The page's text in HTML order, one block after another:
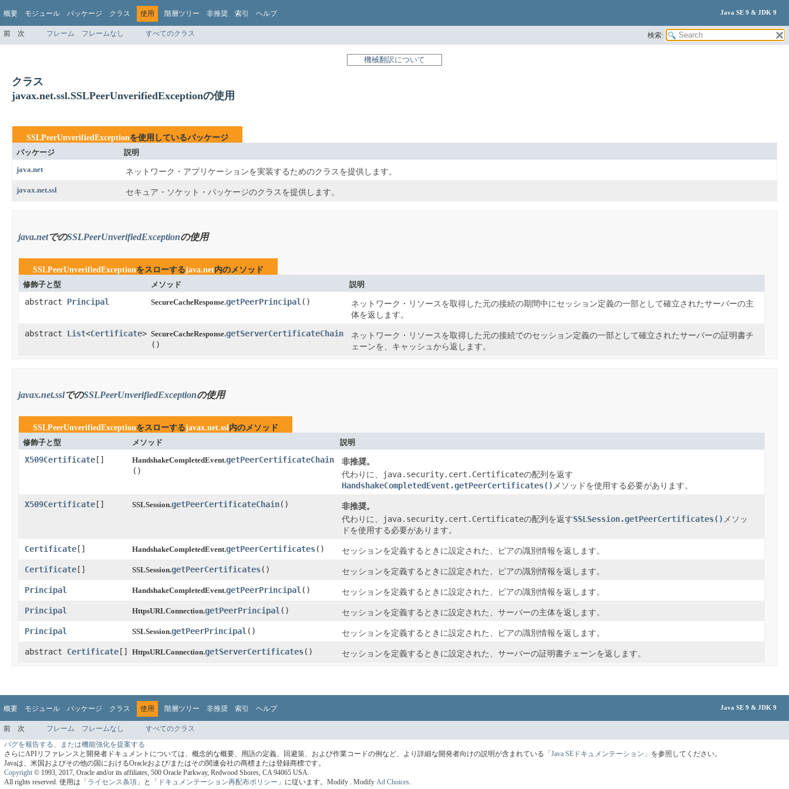
概要 モジュール パッケージ クラス 使用 階層ツリー 非推奨 索引 ヘルプ Java SE 9 & JDK 9
前 次 フレーム フレームなし すべてのクラス 検索:
機械翻訳について
クラス
javax.net.ssl.SSLPeerUnverifiedExceptionの使用
SSLPeerUnverifiedExceptionを使用しているパッケージ
パッケージ
説明
java.net
ネットワーク・アプリケーションを実装するためのクラスを提供します。
javax.net.ssl セキュア・ソケット・パッケージのクラスを提供します。
java.netでのSSLPeerUnverifiedExceptionの使用
SSLPeerUnverifiedExceptionをスローするjava.net内のメソッド
修飾子と型
メソッド 説明
abstract Principal SecureCacheResponse.getPeerPrincipal ​()
ネットワーク・リソースを取得した元の接続の期間中にセッション定義の一部として確立されたサーバーの主
体を返します。
abstract List<Certificate> SecureCacheResponse.getServerCertificateChain
()
ネットワーク・リソースを取得した元の接続でのセッション定義の一部として確立されたサーバーの証明書チ
ェーンを、キャッシュから返します。
javax.net.sslでのSSLPeerUnverifiedExceptionの使用
SSLPeerUnverifiedExceptionをスローするjavax.net.ssl内のメソッド
修飾子と型
メソッド 説明
X509Certificate [] HandshakeCompletedEvent.getPeerCertificateChain
()
非推奨。
代わりに、
java.security.cert.Certificateの配列を返す
HandshakeCompletedEvent.getPeerCertificates() メソッドを使用する必要があります。
X509Certificate [] SSLSession.getPeerCertificateChain​()
非推奨。
代わりに、
java.security.cert.Certificateの配列を返すSSLSession.getPeerCertificates() メソッ
ドを使用する必要があります。
Certificate [] HandshakeCompletedEvent.getPeerCertificates​() セッションを定義するときに設定された、ピアの識別情報を返します。
Certificate [] SSLSession.getPeerCertificates​() セッションを定義するときに設定された、ピアの識別情報を返します。
Principal HandshakeCompletedEvent.getPeerPrincipal ​() セッションを定義するときに設定された、ピアの識別情報を返します。
Principal HttpsURLConnection.getPeerPrincipal ​() セッションを定義するときに設定された、サーバーの主体を返します。
Principal SSLSession.getPeerPrincipal ​() セッションを定義するときに設定された、ピアの識別情報を返します。
abstract Certificate [] HttpsURLConnection.getServerCertificates​() セッションを定義するときに設定された、サーバーの証明書チェーンを返します。
概要 モジュール パッケージ クラス 使用 階層ツリー 非推奨 索引 ヘルプ Java SE 9 & JDK 9
前 次 フレーム フレームなし すべてのクラス
バグを報告する、または機能強化を提案する
さらにAPIリファレンスと開発者ドキュメントについては、概念的な概要、用語の定義、回避策、および作業コードの例など、より詳細な開発者向けの説明が含まれている 「Java SEドキュメンテーション」 を参照してください。
Javaは、米国およびその他の国におけるOracleおよび/またはその関連会社の商標または登録商標です。
Copyright © 1993, 2017, Oracle and/or its affiliates, 500 Oracle Parkway, Redwood Shores, CA 94065 USA.
All rights reserved. 使用は 「ライセンス条項」 と 「ドキュメンテーション再配布ポリシー」 に従います。 Modify . Modify Ad Choices